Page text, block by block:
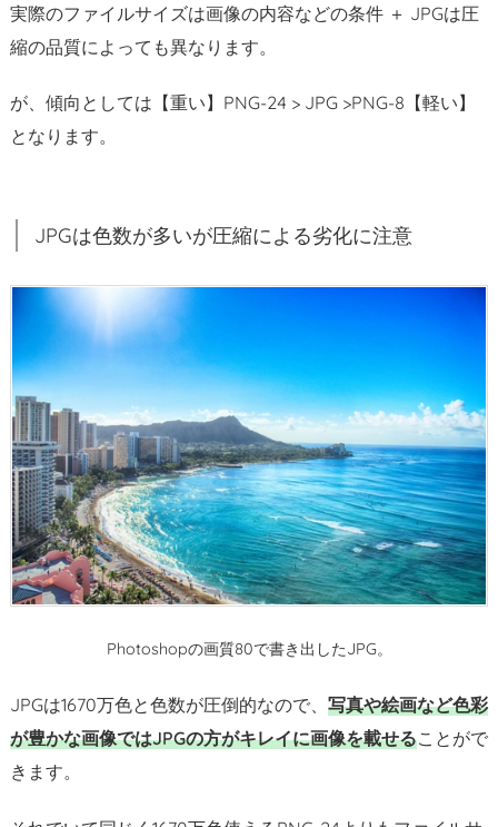
G
は
数
が
縮
に
る
劣
化
に
注
意
2.
3.
W
像
に
は
実際のファイルサイズは画像の内容などの条件 ＋ JPGは圧
縮の品質によっても異なります。
が、傾向としては【重い】PNG-24 > JPG >PNG-8【軽い】
となります。
JPGは色数が多いが圧縮による劣化に注意
Photoshopの画質80で書き出したJPG。
JPGは1670万色と色数が圧倒的なので、 写真や絵画など色彩
が豊かな画像ではJPGの方がキレイに画像を載せることがで
きます。